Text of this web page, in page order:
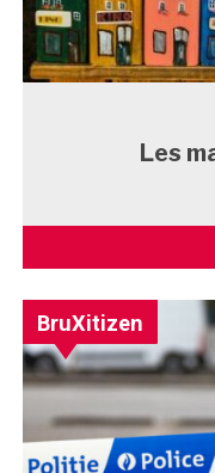
Les
BruXitizen